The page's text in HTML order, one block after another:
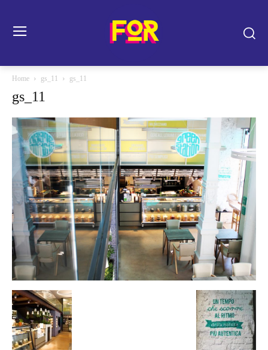
Home gs_11 gs_11
gs_11